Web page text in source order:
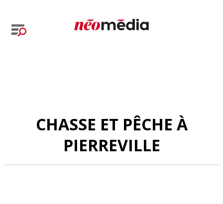
CHASSE ET PÊCHE À
PIERREVILLE